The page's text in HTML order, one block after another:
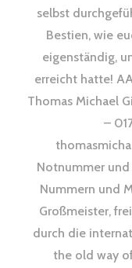
selbst
Bestien, wie
eigenständig,
erreicht hatte!
Thomas Michael
–
Notnummer
Nummern und
Großmeister,
durch die
the old way